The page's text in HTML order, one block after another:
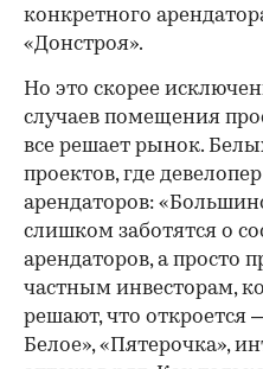
конкретного
«Донстроя».
Но это скорее
случаев помещения
все решает рынок.
проектов, где
арендаторов:
слишком заботятся о
арендаторов, а просто
частным инвесторам,
решают, что откроется
Белое», «Пятерочка»,